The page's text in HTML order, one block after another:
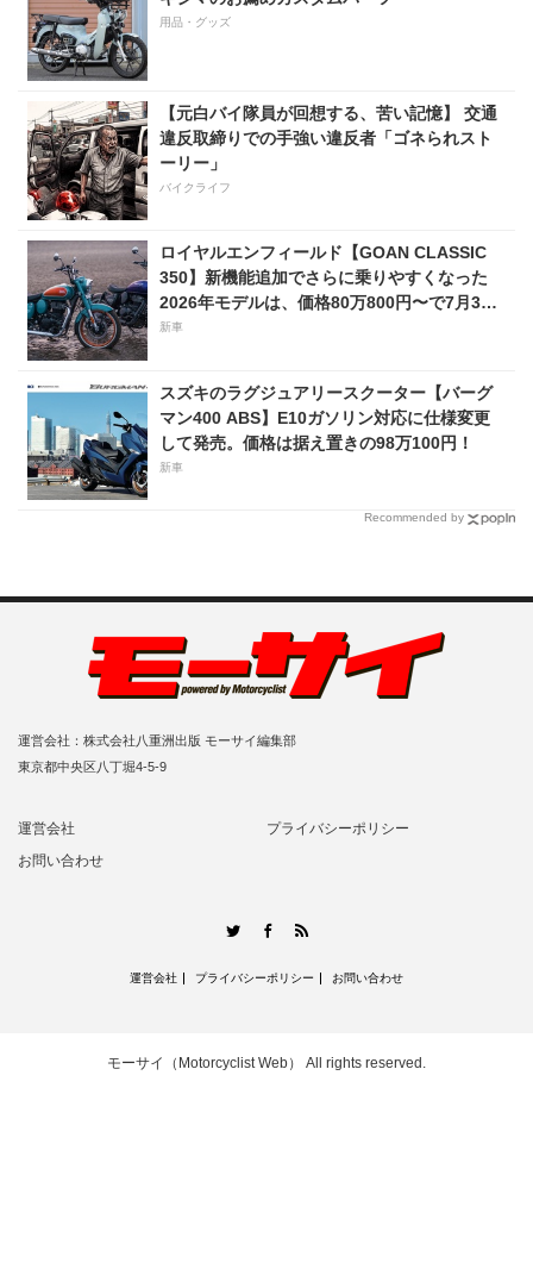
用品・グッズ
【元白バイ隊員が回想する、苦い記憶】 交通
違反取締りでの手強い違反者「ゴネられスト
ーリー」
バイクライフ
ロイヤルエンフィールド【GOAN CLASSIC
350】新機能追加でさらに乗りやすくなった
2026年モデルは、価格80万800円〜で7月31
日発売！
新車
スズキのラグジュアリースクーター【バーグ
マン400 ABS】E10ガソリン対応に仕様変更
して発売。価格は据え置きの98万100円！
新車
Recommended by
運営会社：株式会社八重洲出版 モーサイ編集部
東京都中央区八丁堀4-5-9
運営会社
プライバシーポリシー
お問い合わせ
TwitterFacebook
運営会社 プライバシーポリシー お問い合わせ
モーサイ（Motorcyclist Web） All rights reserved.